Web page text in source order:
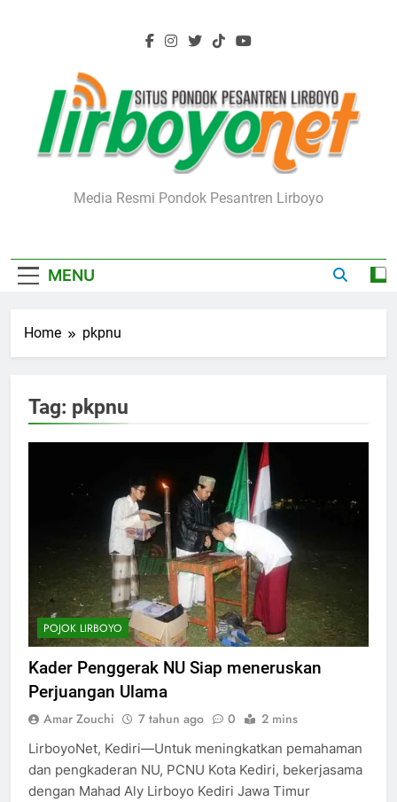
Lirboyo.net
Media Resmi Pondok Pesantren Lirboyo
MENU
Home pkpnu
Tag: pkpnu
POJOK LIRBOYO
Kader Penggerak NU Siap meneruskan
Perjuangan Ulama
Amar Zouchi 7 tahun ago 0 2 mins
LirboyoNet, Kediri—Untuk meningkatkan pemahaman
dan pengkaderan NU, PCNU Kota Kediri, bekerjasama
dengan Mahad Aly Lirboyo Kediri Jawa Timur